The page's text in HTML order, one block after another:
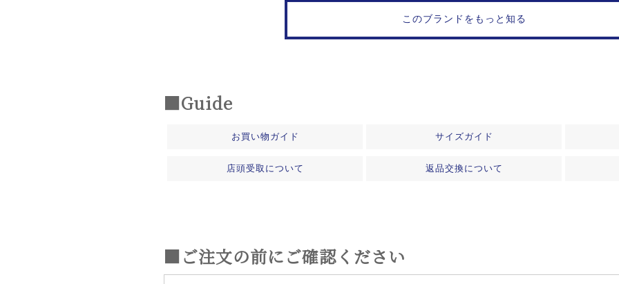
このブランドをもっと知る
■Guide
お買い物ガイド サイズガイド
店頭受取について 返品交換について
■ご注文の前にご確認ください